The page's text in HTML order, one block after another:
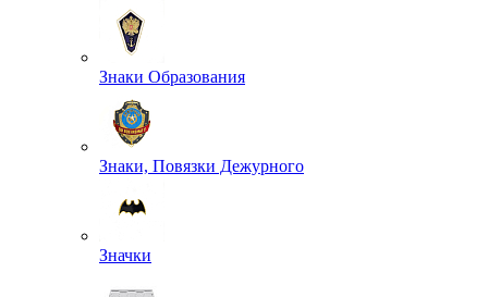
Знаки Образования
Знаки, Повязки Дежурного
Значки